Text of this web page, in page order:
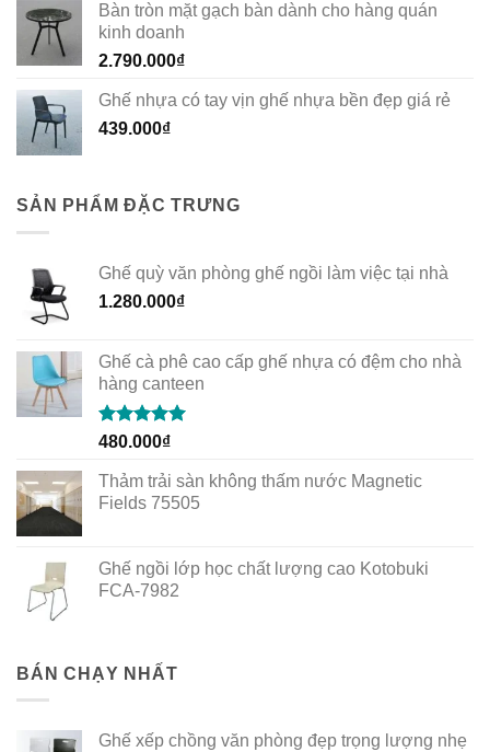
Bàn tròn mặt gạch bàn dành cho hàng quán
kinh doanh
2.790.000₫
Ghế nhựa có tay vịn ghế nhựa bền đẹp giá rẻ
439.000₫
SẢN PHẨM ĐẶC TRƯNG
Ghế quỳ văn phòng ghế ngồi làm việc tại nhà
1.280.000₫
Ghế cà phê cao cấp ghế nhựa có đệm cho nhà
hàng canteen
Rated5.00
480.000₫
Thảm trải sàn không thấm nước Magnetic
Fields 75505
Ghế ngồi lớp học chất lượng cao Kotobuki
FCA-7982
BÁN CHẠY NHẤT
Ghế xếp chồng văn phòng đẹp trọng lượng nhẹ